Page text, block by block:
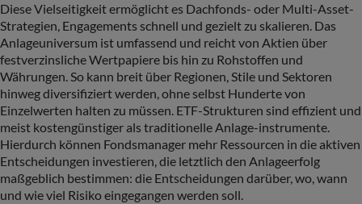
Diese Vielseitigkeit ermöglicht es Dachfonds- oder Multi-Asset-
Strategien, Engagements schnell und gezielt zu skalieren. Das
Anlageuniversum ist umfassend und reicht von Aktien über
festverzinsliche Wertpapiere bis hin zu Rohstoffen und
Währungen. So kann breit über Regionen, Stile und Sektoren
hinweg diversifiziert werden, ohne selbst Hunderte von
Einzelwerten halten zu müssen. ETF-Strukturen sind effizient und
meist kostengünstiger als traditionelle Anlage-instrumente.
Hierdurch können Fondsmanager mehr Ressourcen in die aktiven
Entscheidungen investieren, die letztlich den Anlageerfolg
maßgeblich bestimmen: die Entscheidungen darüber, wo, wann
und wie viel Risiko eingegangen werden soll.